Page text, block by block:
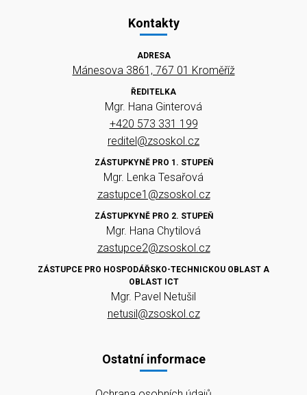
Kontakty
ADRESA
Mánesova 3861, 767 01 Kroměříž
ŘEDITELKA
Mgr. Hana Ginterová
+420 573 331 199
reditel@zsoskol.cz
ZÁSTUPKYNĚ PRO 1. STUPEŇ
Mgr. Lenka Tesařová
zastupce1@zsoskol.cz
ZÁSTUPKYNĚ PRO 2. STUPEŇ
Mgr. Hana Chytilová
zastupce2@zsoskol.cz
ZÁSTUPCE PRO HOSPODÁŘSKO-TECHNICKOU OBLAST A
OBLAST ICT
Mgr. Pavel Netušil
netusil@zsoskol.cz
Ostatní informace